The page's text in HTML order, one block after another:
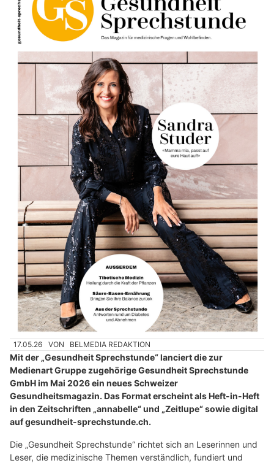
17.05.26 VON BELMEDIA REDAKTION
Mit der „Gesundheit Sprechstunde“ lanciert die zur
Medienart Gruppe zugehörige Gesundheit Sprechstunde
GmbH im Mai 2026 ein neues Schweizer
Gesundheitsmagazin. Das Format erscheint als Heft-in-Heft
in den Zeitschriften „annabelle“ und „Zeitlupe“ sowie digital
auf gesundheit-sprechstunde.ch.
Die „Gesundheit Sprechstunde“ richtet sich an Leserinnen und
Leser, die medizinische Themen verständlich, fundiert und